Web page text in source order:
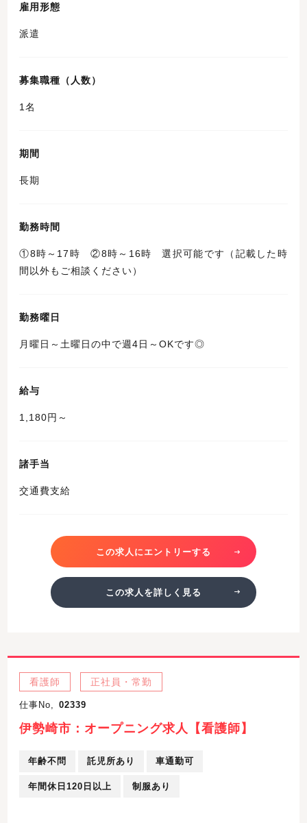
雇用形態
派遣
募集職種（人数）
1名
期間
長期
勤務時間
①8時～17時 ②8時～16時 選択可能です（記載した時
間以外もご相談ください）
勤務曜日
月曜日～土曜日の中で週4日～OKです◎
給与
1,180円～
諸手当
交通費支給
この求人にエントリーする
この求人を詳しく見る
看護師 正社員・常勤
仕事No, 02339
伊勢崎市：オープニング求人【看護師】
年齢不問 託児所あり 車通勤可
年間休日120日以上 制服あり